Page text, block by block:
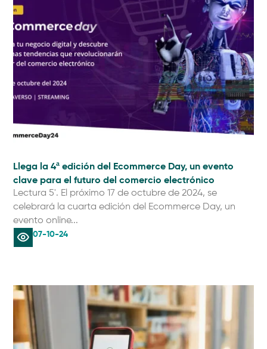
Llega la 4ª edición del Ecommerce Day, un evento
clave para el futuro del comercio electrónico
Lectura 5'. El próximo 17 de octubre de 2024, se
celebrará la cuarta edición del Ecommerce Day, un
evento online...
07-10-24